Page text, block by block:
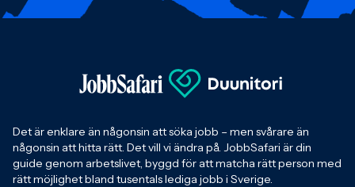
Det är enklare än någonsin att söka jobb – men svårare än
någonsin att hitta rätt. Det vill vi ändra på. JobbSafari är din
guide genom arbetslivet, byggd för att matcha rätt person med
rätt möjlighet bland tusentals lediga jobb i Sverige.